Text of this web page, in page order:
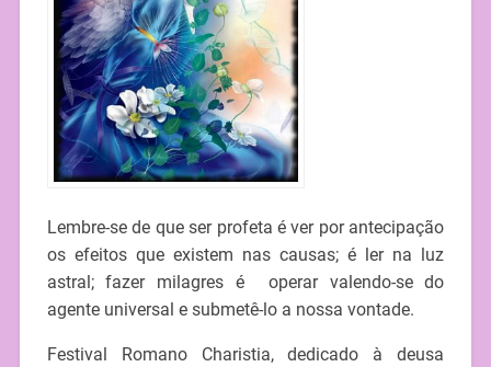
Lembre-se de que ser profeta é ver por antecipação
os efeitos que existem nas causas; é ler na luz
astral; fazer milagres é operar valendo-se do
agente universal e submetê-lo a nossa vontade.
Festival Romano Charistia, dedicado à deusa